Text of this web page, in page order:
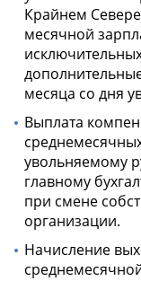
Крайнем
месячной
месяца со дня
Выплата
увольняемому
главному
при смене
организации.
Начисление